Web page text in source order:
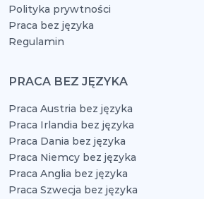
Polityka prywtności
Praca bez języka
Regulamin
PRACA BEZ JĘZYKA
Praca Austria bez języka
Praca Irlandia bez języka
Praca Dania bez języka
Praca Niemcy bez języka
Praca Anglia bez języka
Praca Szwecja bez języka